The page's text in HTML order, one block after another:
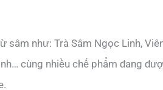
sâm như: Trà Sâm Ngọc Linh,
cùng nhiều chế phẩm đang